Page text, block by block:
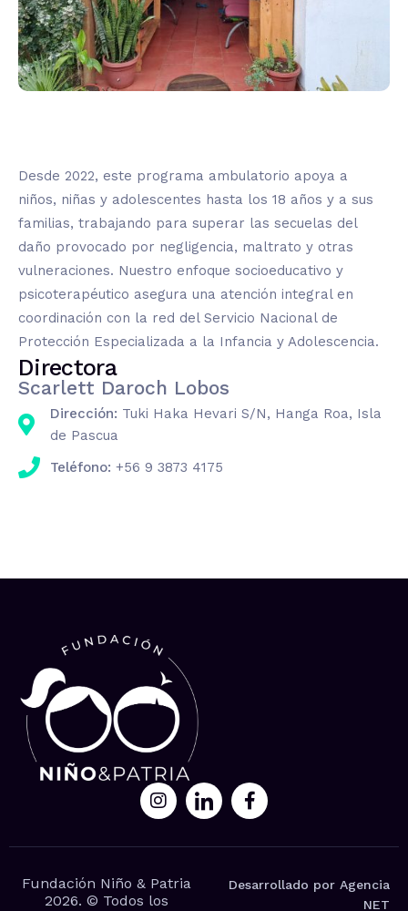
Desde 2022, este programa ambulatorio apoya a
niños, niñas y adolescentes hasta los 18 años y a sus
familias, trabajando para superar las secuelas del
daño provocado por negligencia, maltrato y otras
vulneraciones. Nuestro enfoque socioeducativo y
psicoterapéutico asegura una atención integral en
coordinación con la red del Servicio Nacional de
Protección Especializada a la Infancia y Adolescencia.
Directora
Scarlett Daroch Lobos
Dirección: Tuki Haka Hevari S/N, Hanga Roa, Isla
de Pascua
Teléfono: +56 9 3873 4175
Fundación Niño & Patria
2026. © Todos los
Desarrollado por Agencia
NET